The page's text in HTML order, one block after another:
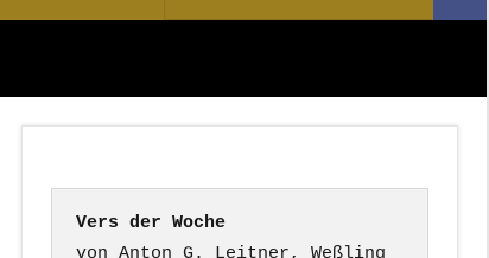
nach:
Vers der Woche